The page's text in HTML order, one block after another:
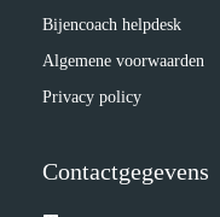
Bijencoach helpdesk
Algemene voorwaarden
Privacy policy
Contactgegevens